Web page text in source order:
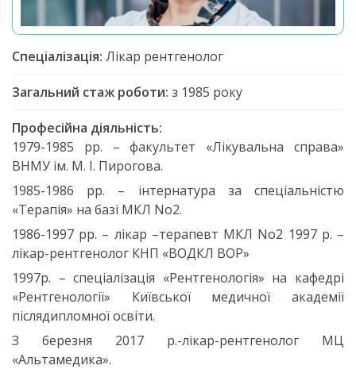
Спеціалізація: Лікар рентгенолог
Загальний стаж роботи: з 1985 року
Професійна діяльність:
1979-1985 рр. – факультет «Лікувальна справа»
ВНМУ ім. М. І. Пирогова.
1985-1986 рр. – інтернатура за спеціальністю
«Терапія» на базі МКЛ No2.
1986-1997 рр. – лікар –терапевт МКЛ No2 1997 р. –
лікар-рентгенолог КНП «ВОДКЛ ВОР»
1997р. – спеціалізація «Рентгенологія» на кафедрі
«Рентгенології» Київської медичної академії
післядипломної освіти.
З березня 2017 р.-лікар-рентгенолог МЦ
«Альтамедика».